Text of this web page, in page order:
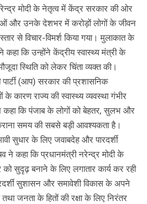
मोदी के नेतृत्व में केंद्र सरकार की ओर
और उनके देशभर में करोड़ों लोगों के जीवन
से विचार-विमर्श किया गया। मुलाकात के
कहा कि उन्होंने केंद्रीय स्वास्थ्य मंत्री के
स्थिति को लेकर चिंता व्यक्त की।
(आप) सरकार की प्रशासनिक
राज्य की स्वास्थ्य व्यवस्था गंभीर
कि पंजाब के लोगों को बेहतर, सुलभ और
समय की सबसे बड़ी आवश्यकता है।
सुधार के लिए जवाबदेह और पारदर्शी
ने कहा कि प्रधानमंत्री नरेन्द्र मोदी के
सुदृढ़ बनाने के लिए लगातार कार्य कर रही
सुशासन और समावेशी विकास के अपने
जनता के हितों की रक्षा के लिए निरंतर